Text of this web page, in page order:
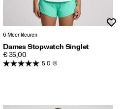
6 Meer kleuren
Dames Stopwatch Singlet
PRICE
€ 35,00
5.0 (3)